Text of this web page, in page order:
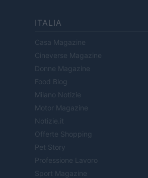
ITALIA
Casa Magazine
Cineverse Magazine
Donne Magazine
Food Blog
Milano Notizie
Motor Magazine
Notizie.it
Offerte Shopping
Pet Story
Professione Lavoro
Sport Magazine